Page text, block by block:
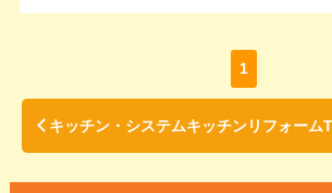
1
キッチン・システムキッチンリフォーム